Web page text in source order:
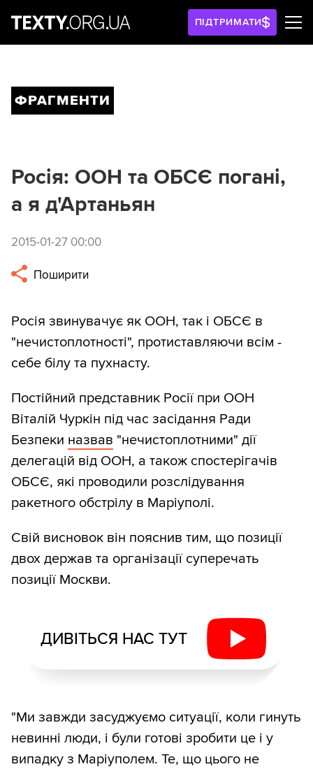
ПІДТРИМАТИ
ФРАГМЕНТИ
Росія: ООН та ОБСЄ погані,
а я д'Артаньян
2015-01-27 00:00
Поширити
Росія звинувачує як ООН, так і ОБСЄ в
"нечистоплотності", протиставляючи всім -
себе білу та пухнасту.
Постійний представник Росії при ООН
Віталій Чуркін під час засідання Ради
Безпеки назвав "нечистоплотними" дії
делегацій від ООН, а також спостерігачів
ОБСЄ, які проводили розслідування
ракетного обстрілу в Маріуполі.
Свій висновок він пояснив тим, що позиції
двох держав та організації суперечать
позиції Москви.
ДИВІТЬСЯ НАС ТУТ
"Ми завжди засуджуємо ситуації, коли гинуть
невинні люди, і були готові зробити це і у
випадку з Маріуполем. Те, що цього не